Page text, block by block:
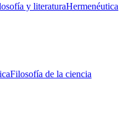
y literaturaHermenéutica
Filosofía de la ciencia